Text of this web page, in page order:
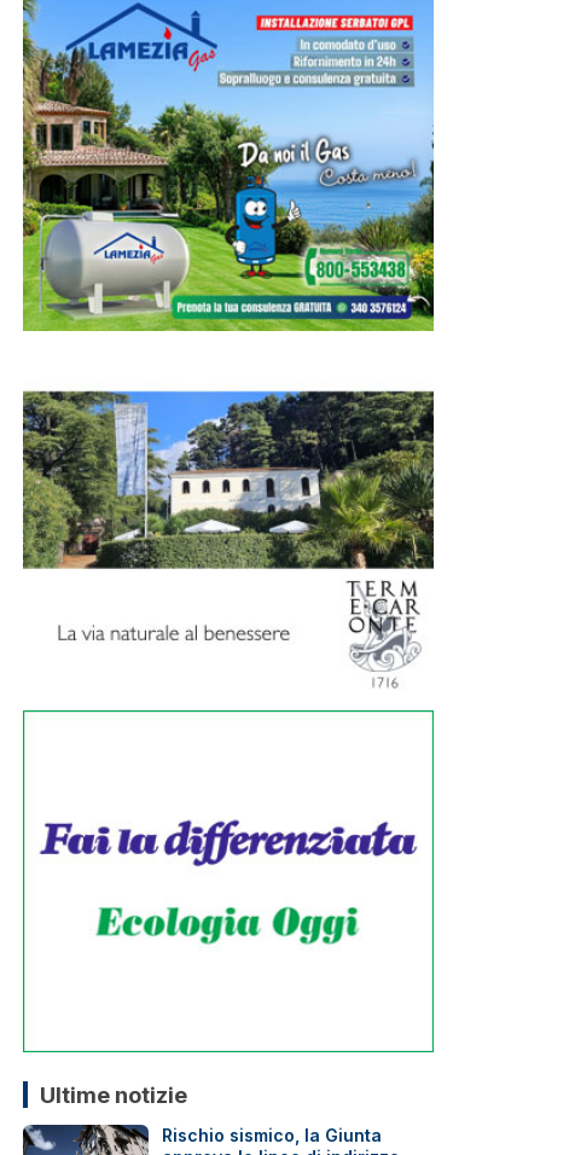
Ultime notizie
Rischio sismico, la Giunta